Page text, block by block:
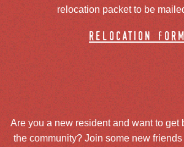
relocation packet to be
relocation form
Are you a new resident and want to get
the community? Join some new